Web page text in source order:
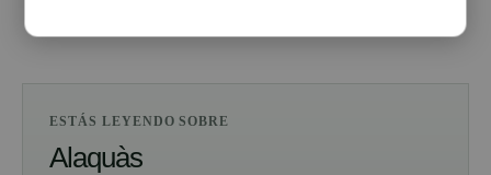
ESTÁS LEYENDO SOBRE
Alaquàs